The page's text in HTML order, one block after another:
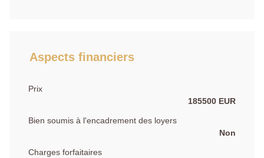
Aspects financiers
Prix
185500 EUR
Bien soumis à l'encadrement des loyers
Non
Charges forfaitaires